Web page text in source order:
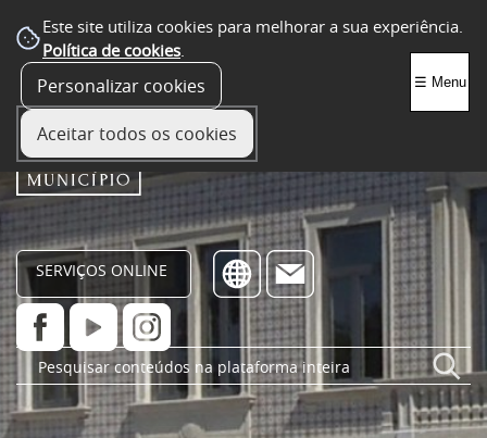
Este site utiliza cookies para melhorar a sua experiência.
Política de cookies.
Personalizar cookies
Aceitar todos os cookies
SERVIÇOS ONLINE
☰ Menu